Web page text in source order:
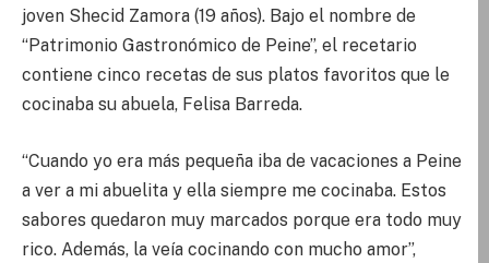
joven Shecid Zamora (19 años). Bajo el nombre de
“Patrimonio Gastronómico de Peine”, el recetario
contiene cinco recetas de sus platos favoritos que le
cocinaba su abuela, Felisa Barreda.
“Cuando yo era más pequeña iba de vacaciones a Peine
a ver a mi abuelita y ella siempre me cocinaba. Estos
sabores quedaron muy marcados porque era todo muy
rico. Además, la veía cocinando con mucho amor”,